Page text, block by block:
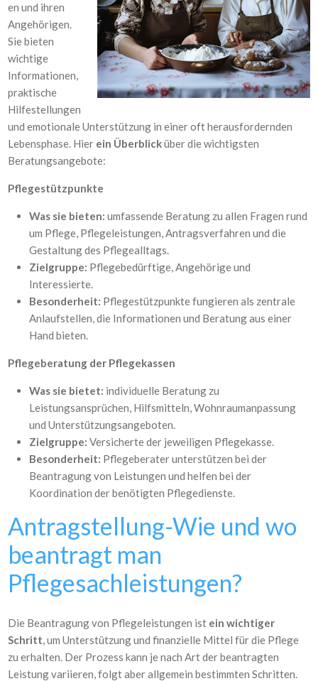
en und ihren
Angehörigen.
Sie bieten
wichtige
Informationen,
praktische
Hilfestellungen
und emotionale Unterstützung in einer oft herausfordernden
Lebensphase. Hier ein Überblicküber die wichtigsten
Beratungsangebote:
Pflegestützpunkte
Was sie bieten: umfassende Beratung zu allen Fragen rund
um Pflege, Pflegeleistungen, Antragsverfahren und die
Gestaltung des Pflegealltags.
Zielgruppe: Pflegebedürftige, Angehörige und
Interessierte.
Besonderheit: Pflegestützpunkte fungieren als zentrale
Anlaufstellen, die Informationen und Beratung aus einer
Hand bieten.
Pflegeberatung der Pflegekassen
Was sie bietet: individuelle Beratung zu
Leistungsansprüchen, Hilfsmitteln, Wohnraumanpassung
und Unterstützungsangeboten.
Zielgruppe: Versicherte der jeweiligen Pflegekasse.
Besonderheit: Pflegeberater unterstützen bei der
Beantragung von Leistungen und helfen bei der
Koordination der benötigten Pflegedienste.
Antragstellung-Wie und wo
beantragt man
Pflegesachleistungen?
Die Beantragung von Pflegeleistungen ist ein wichtiger
Schritt, um Unterstützung und finanzielle Mittel für die Pflege
zu erhalten. Der Prozess kann je nach Art der beantragten
Leistung variieren, folgt aber allgemein bestimmten Schritten.